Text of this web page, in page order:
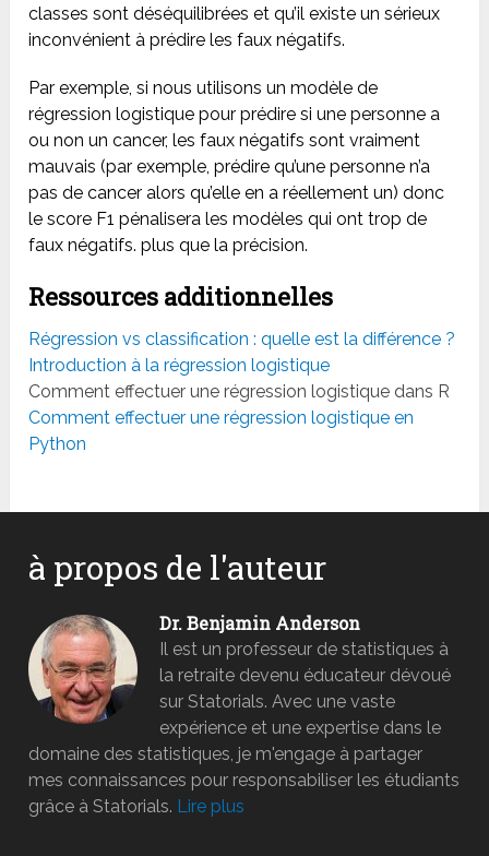
classes sont déséquilibrées et qu’il existe un sérieux
inconvénient à prédire les faux négatifs.
Par exemple, si nous utilisons un modèle de
régression logistique pour prédire si une personne a
ou non un cancer, les faux négatifs sont vraiment
mauvais (par exemple, prédire qu’une personne n’a
pas de cancer alors qu’elle en a réellement un) donc
le score F1 pénalisera les modèles qui ont trop de
faux négatifs. plus que la précision.
Ressources additionnelles
Régression vs classification : quelle est la différence ?
Introduction à la régression logistique
Comment effectuer une régression logistique dans R
Comment effectuer une régression logistique en
Python
à propos de l'auteur
Dr. Benjamin Anderson
Il est un professeur de statistiques à
la retraite devenu éducateur dévoué
sur Statorials. Avec une vaste
expérience et une expertise dans le
domaine des statistiques, je m'engage à partager
mes connaissances pour responsabiliser les étudiants
grâce à Statorials. Lire plus